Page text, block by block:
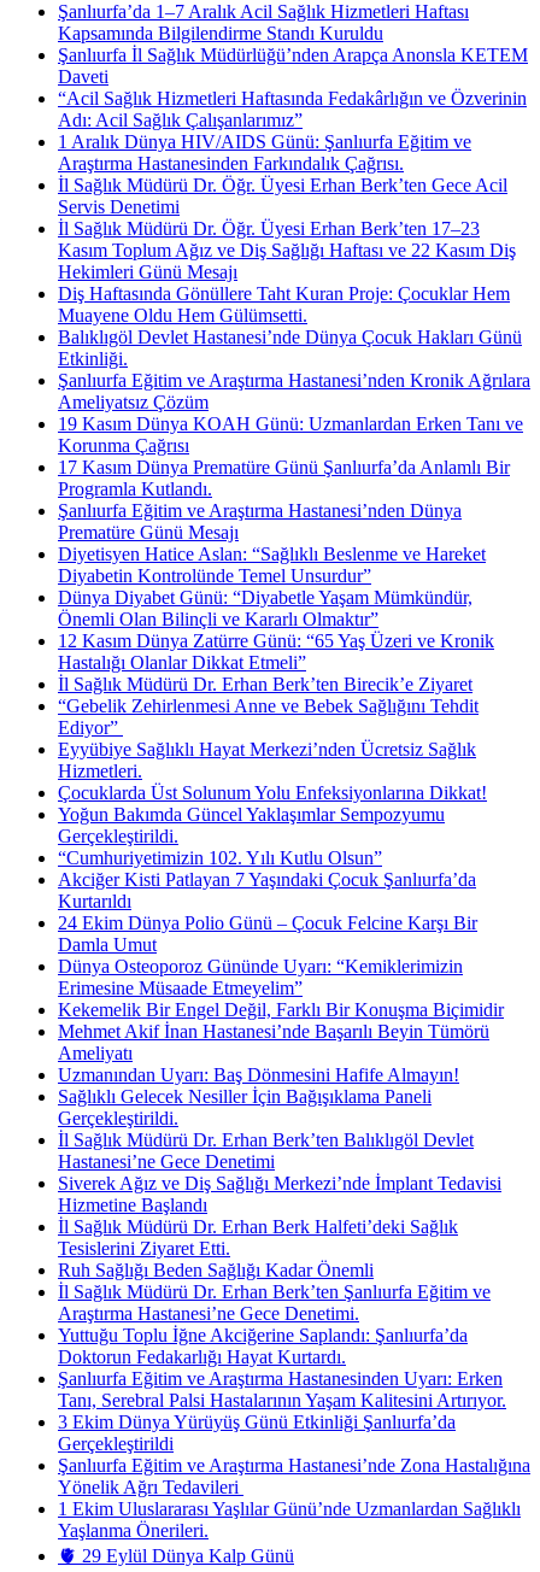
Şanlıurfa’da 1–7 Aralık Acil Sağlık Hizmetleri Haftası
Kapsamında Bilgilendirme Standı Kuruldu
Şanlıurfa İl Sağlık Müdürlüğü’nden Arapça Anonsla KETEM
Daveti
“Acil Sağlık Hizmetleri Haftasında Fedakârlığın ve Özverinin
Adı: Acil Sağlık Çalışanlarımız”
1 Aralık Dünya HIV/AIDS Günü: Şanlıurfa Eğitim ve
Araştırma Hastanesinden Farkındalık Çağrısı.
İl Sağlık Müdürü Dr. Öğr. Üyesi Erhan Berk’ten Gece Acil
Servis Denetimi
İl Sağlık Müdürü Dr. Öğr. Üyesi Erhan Berk’ten 17–23
Kasım Toplum Ağız ve Diş Sağlığı Haftası ve 22 Kasım Diş
Hekimleri Günü Mesajı
Diş Haftasında Gönüllere Taht Kuran Proje: Çocuklar Hem
Muayene Oldu Hem Gülümsetti.
Balıklıgöl Devlet Hastanesi’nde Dünya Çocuk Hakları Günü
Etkinliği.
Şanlıurfa Eğitim ve Araştırma Hastanesi’nden Kronik Ağrılara
Ameliyatsız Çözüm
19 Kasım Dünya KOAH Günü: Uzmanlardan Erken Tanı ve
Korunma Çağrısı
17 Kasım Dünya Prematüre Günü Şanlıurfa’da Anlamlı Bir
Programla Kutlandı.
Şanlıurfa Eğitim ve Araştırma Hastanesi’nden Dünya
Prematüre Günü Mesajı
Diyetisyen Hatice Aslan: “Sağlıklı Beslenme ve Hareket
Diyabetin Kontrolünde Temel Unsurdur”
Dünya Diyabet Günü: “Diyabetle Yaşam Mümkündür,
Önemli Olan Bilinçli ve Kararlı Olmaktır”
12 Kasım Dünya Zatürre Günü: “65 Yaş Üzeri ve Kronik
Hastalığı Olanlar Dikkat Etmeli”
İl Sağlık Müdürü Dr. Erhan Berk’ten Birecik’e Ziyaret
“Gebelik Zehirlenmesi Anne ve Bebek Sağlığını Tehdit
Ediyor” ​
Eyyübiye Sağlıklı Hayat Merkezi’nden Ücretsiz Sağlık
Hizmetleri.
Çocuklarda Üst Solunum Yolu Enfeksiyonlarına Dikkat!
Yoğun Bakımda Güncel Yaklaşımlar Sempozyumu
Gerçekleştirildi.
“Cumhuriyetimizin 102. Yılı Kutlu Olsun”
Akciğer Kisti Patlayan 7 Yaşındaki Çocuk Şanlıurfa’da
Kurtarıldı
24 Ekim Dünya Polio Günü – Çocuk Felcine Karşı Bir
Damla Umut
Dünya Osteoporoz Gününde Uyarı: “Kemiklerimizin
Erimesine Müsaade Etmeyelim”
Kekemelik Bir Engel Değil, Farklı Bir Konuşma Biçimidir
Mehmet Akif İnan Hastanesi’nde Başarılı Beyin Tümörü
Ameliyatı
Uzmanından Uyarı: Baş Dönmesini Hafife Almayın!
Sağlıklı Gelecek Nesiller İçin Bağışıklama Paneli
Gerçekleştirildi.
İl Sağlık Müdürü Dr. Erhan Berk’ten Balıklıgöl Devlet
Hastanesi’ne Gece Denetimi
Siverek Ağız ve Diş Sağlığı Merkezi’nde İmplant Tedavisi
Hizmetine Başlandı
İl Sağlık Müdürü Dr. Erhan Berk Halfeti’deki Sağlık
Tesislerini Ziyaret Etti.
Ruh Sağlığı Beden Sağlığı Kadar Önemli
İl Sağlık Müdürü Dr. Erhan Berk’ten Şanlıurfa Eğitim ve
Araştırma Hastanesi’ne Gece Denetimi.
Yuttuğu Toplu İğne Akciğerine Saplandı: Şanlıurfa’da
Doktorun Fedakarlığı Hayat Kurtardı.
Şanlıurfa Eğitim ve Araştırma Hastanesinden Uyarı: Erken
Tanı, Serebral Palsi Hastalarının Yaşam Kalitesini Artırıyor.
3 Ekim Dünya Yürüyüş Günü Etkinliği Şanlıurfa’da
Gerçekleştirildi
Şanlıurfa Eğitim ve Araştırma Hastanesi’nde Zona Hastalığına
Yönelik Ağrı Tedavileri ​
1 Ekim Uluslararası Yaşlılar Günü’nde Uzmanlardan Sağlıklı
Yaşlanma Önerileri.
🫀 29 Eylül Dünya Kalp Günü